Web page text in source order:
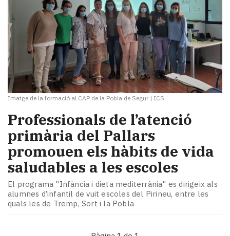
Imatge de la formació al CAP de la Pobla de Segur | ICS
Professionals de l’atenció
primària del Pallars
promouen els hàbits de vida
saludables a les escoles
El programa "Infància i dieta mediterrània" es dirigeix als
alumnes d’infantil de vuit escoles del Pirineu, entre les
quals les de Tremp, Sort i la Pobla